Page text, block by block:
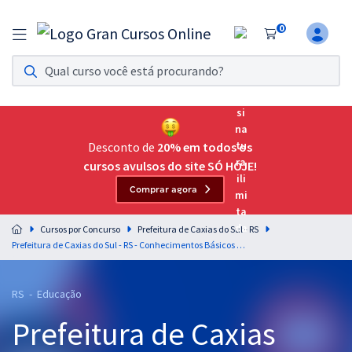
0
Assinatura Ilimitada 11
Acesso a todos os cursos. Teste grátis por 7 dias!
Assinatura OAB Até Passar
Acesso ilimitado a toda preparação para o Exame da
Residências Multiprofissionais
Preparação completa e intensiva para as principais
residências em saúde do Brasil
Cursos 20% OFF
Desconto de 20% em todos os
cursos avulsos do site SÓ HOJE!
Comprar agora
Cursos por Concurso
Prefeitura de Caxias do Sul - RS
Prefeitura de Caxias do Sul - RS - Conhecimentos Básicos Comuns ao Cargo de Secretário de Escola com a Equipe Gran
RS - Educação
Prefeitura de Caxias